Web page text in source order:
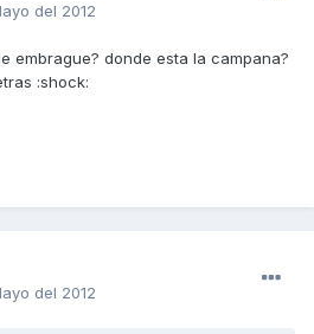
del 2012
embrague? donde esta la campana?
:shock:
del 2012